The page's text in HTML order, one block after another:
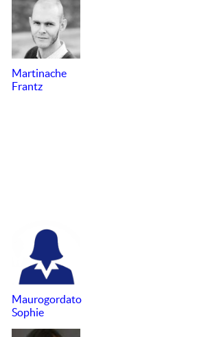
Martinache
Frantz
Maurogordato
Sophie